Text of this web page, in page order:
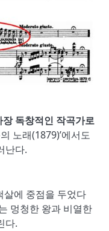
독창적인 작곡가로
노래(1879)’에서도
난다.
살에 중점을 두었다
멍청한 왕과 비열한
다.